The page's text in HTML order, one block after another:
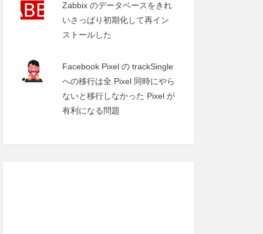
Zabbix のデータベースをきれ
いさっぱり初期化して再イン
ストールした
Facebook Pixel の trackSingle
への移行は全 Pixel 同時にやら
ないと移行しなかった Pixel が
有利になる問題